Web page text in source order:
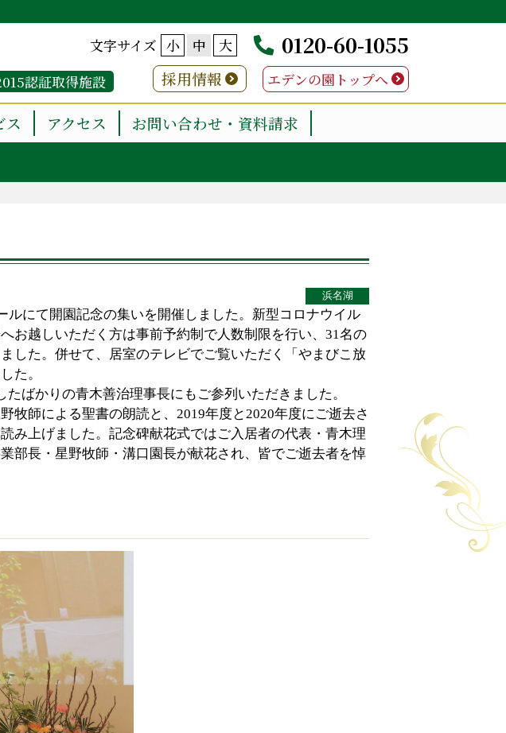
認証取得施設
文字サイズ 小 中 大 0120-60-1055
採用情報 エデンの園トップへ
ス アクセス お問い合わせ・資料請求
浜名湖
ルにて開園記念の集いを開催しました。新型コロナウイル
お越しいただく方は事前予約制で人数制限を行い、31名の
した。併せて、居室のテレビでご覧いただく「やまびこ放
た。
ばかりの青木善治理事長にもご参列いただきました。
牧師による聖書の朗読と、2019年度と2020年度にご逝去さ
み上げました。記念碑献花式ではご入居者の代表・青木理
部長・星野牧師・溝口園長が献花され、皆でご逝去者を悼